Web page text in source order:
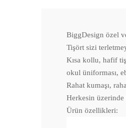
BiggDesign özel
Tişört sizi
Kısa kollu, hafif
okul üniforması,
Rahat kumaşı,
Herkesin
Ürün özellikleri: